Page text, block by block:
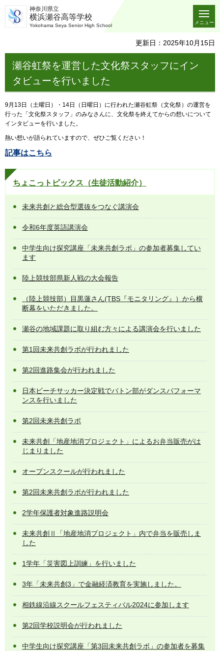
神奈川県立
横浜瀬谷高等学校
Yokohama Seya Senior High School
メニュー
更新日：2025年10月15日
瀬谷虹祭を運営した文化祭スタッフにイン
タビューを行いました
9月13日（土曜日）・14日（日曜日）に行われた瀬谷虹祭（文化祭）の運営を
行った「文化祭スタッフ」のみなさんに、文化祭を終えてからの想いについて
インタビューを行いました。
熱い想いが語られていますので、ぜひご覧ください！
記事はこちら
ちょこっトピックス（生徒活動紹介）
未来共創と総合型選抜をつなぐ講演会
令和6年度英語講演会
中学生向け探究講座「未来共創ラボ」の参加者募集してい
ます
陸上競技部県新人戦の大会報告
（陸上競技部）目黒蓮さん(TBS『モニタリング』）から横
断幕をいただきました。
瀬谷の地域課題に取り組む方々による講演会を行いました
第1回未来共創ラボが行われました
第2回進路集会が行われました
日本ビーチサッカー決定戦でバトン部がダンスパフォーマ
ンスを行いました
第2回未来共創ラボ
未来共創「地産地消プロジェクト」によるお弁当販売がは
じまりました
オープンスクールが行われました
第2回未来共創ラボが行われました
2学年保護者対象進路説明会
未来共創Ⅱ「地産地消プロジェクト」内で弁当を販売しま
した
1学年「災害図上訓練」を行いました
3年「未来共創3」で金融経済教育を実施しました。
相鉄線沿線スクールフェスティバル2024に参加します
第2回学校説明会が行われました
中学生向け探究講座「第3回未来共創ラボ」の参加者を募集